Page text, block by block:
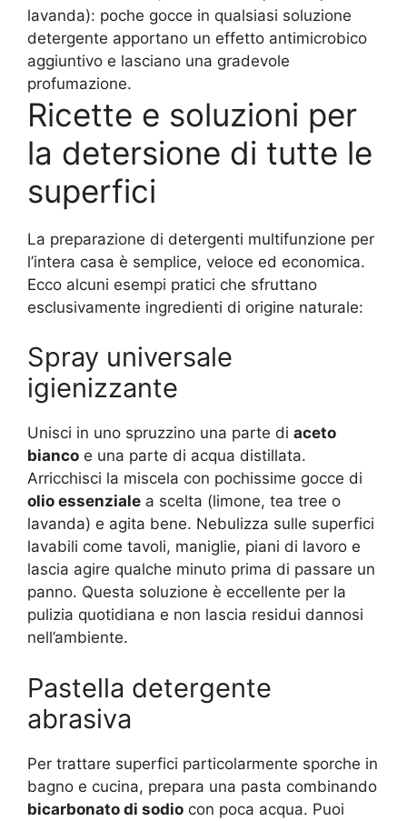
lavanda): poche gocce in qualsiasi soluzione
detergente apportano un effetto antimicrobico
aggiuntivo e lasciano una gradevole
profumazione.
Ricette e soluzioni per
la detersione di tutte le
superfici
La preparazione di detergenti multifunzione per
l’intera casa è semplice, veloce ed economica.
Ecco alcuni esempi pratici che sfruttano
esclusivamente ingredienti di origine naturale:
Spray universale
igienizzante
Unisci in uno spruzzino una parte di aceto
bianco e una parte di acqua distillata.
Arricchisci la miscela con pochissime gocce di
olio essenziale a scelta (limone, tea tree o
lavanda) e agita bene. Nebulizza sulle superfici
lavabili come tavoli, maniglie, piani di lavoro e
lascia agire qualche minuto prima di passare un
panno. Questa soluzione è eccellente per la
pulizia quotidiana e non lascia residui dannosi
nell’ambiente.
Pastella detergente
abrasiva
Per trattare superfici particolarmente sporche in
bagno e cucina, prepara una pasta combinando
bicarbonato di sodio con poca acqua. Puoi